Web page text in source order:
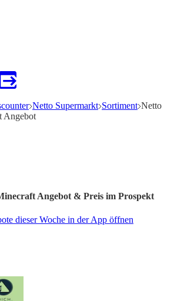
Netto Supermarkt Sortiment Netto
Angebot
Angebot & Preis im Prospekt
dieser Woche in der App öffnen